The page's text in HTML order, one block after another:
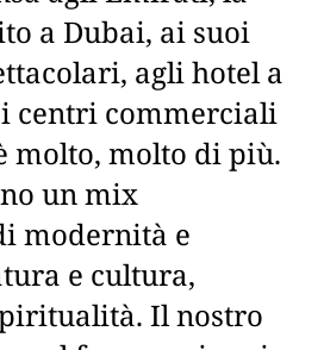
a Dubai, ai suoi
agli hotel a
centri commerciali
molto, molto di più.
un mix
modernità e
e cultura,
Il nostro